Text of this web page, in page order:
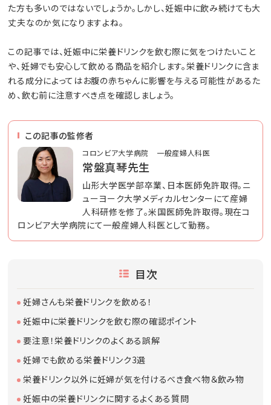
た方も多いのではないでしょうか。しかし、妊娠中に飲み続けても大
丈夫なのか気になりますよね。
この記事では、妊娠中に栄養ドリンクを飲む際に気をつけたいこと
や、妊婦でも安心して飲める商品を紹介します。栄養ドリンクに含ま
れる成分によってはお腹の赤ちゃんに影響を与える可能性があるた
め、飲む前に注意すべき点を確認しましょう。
この記事の監修者
コロンビア大学病院 一般産婦人科医
常盤真琴先生
山形大学医学部卒業、日本医師免許取得。ニ
ューヨーク大学メディカルセンターにて産婦
人科研修を修了。米国医師免許取得。現在コ
ロンビア大学病院にて一般産婦人科医として勤務。
目次
妊婦さんも栄養ドリンクを飲める！
妊娠中に栄養ドリンクを飲む際の確認ポイント
要注意！栄養ドリンクのよくある誤解
妊婦でも飲める栄養ドリンク3選
栄養ドリンク以外に妊婦が気を付けるべき食べ物＆飲み物
妊娠中の栄養ドリンクに関するよくある質問